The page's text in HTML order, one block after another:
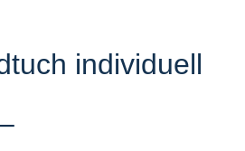
individuell